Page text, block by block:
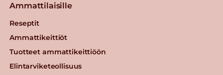
Ammattilaisille
Reseptit
Ammattikeittiöt
Tuotteet ammattikeittiöön
Elintarviketeollisuus